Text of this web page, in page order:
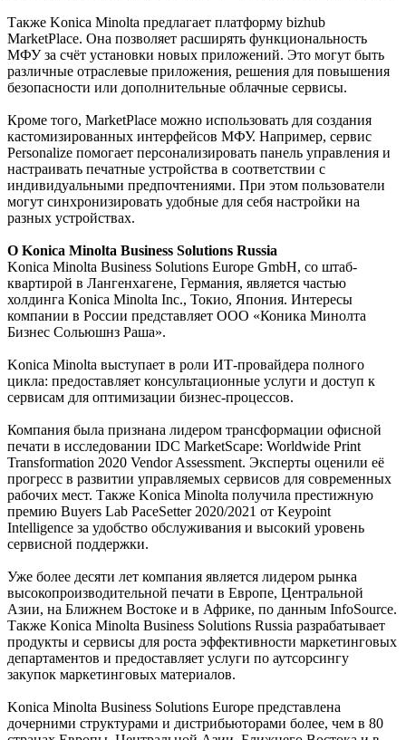
Также Konica Minolta предлагает платформу bizhub
MarketPlace. Она позволяет расширять функциональность
МФУ за счёт установки новых приложений. Это могут быть
различные отраслевые приложения, решения для повышения
безопасности или дополнительные облачные сервисы.
Кроме того, MarketPlaсe можно использовать для создания
кастомизированных интерфейсов МФУ. Например, сервис
Personalize помогает персонализировать панель управления и
настраивать печатные устройства в соответствии с
индивидуальными предпочтениями. При этом пользователи
могут синхронизировать удобные для себя настройки на
разных устройствах.
О Konica Minolta Business Solutions Russia
Konica Minolta Business Solutions Europe GmbH, со штаб-
квартирой в Лангенхагене, Германия, является частью
холдинга Konica Minolta Inc., Токио, Япония. Интересы
компании в России представляет ООО «Коника Минолта
Бизнес Сольюшнз Раша».
Konica Minolta выступает в роли ИТ-провайдера полного
цикла: предоставляет консультационные услуги и доступ к
сервисам для оптимизации бизнес-процессов.
Компания была признана лидером трансформации офисной
печати в исследовании IDC MarketScape: Worldwide Print
Transformation 2020 Vendor Assessment. Эксперты оценили её
прогресс в развитии управляемых сервисов для современных
рабочих мест. Также Konica Minolta получила престижную
премию Buyers Lab PaceSetter 2020/2021 от Keypoint
Intelligence за удобство обслуживания и высокий уровень
сервисной поддержки.
Уже более десяти лет компания является лидером рынка
высокопроизводительной печати в Европе, Центральной
Азии, на Ближнем Востоке и в Африке, по данным InfoSource.
Также Konica Minolta Business Solutions Russia разрабатывает
продукты и сервисы для роста эффективности маркетинговых
департаментов и предоставляет услуги по аутсорсингу
закупок маркетинговых материалов.
Konica Minolta Business Solutions Europe представлена
дочерними структурами и дистрибьюторами более, чем в 80